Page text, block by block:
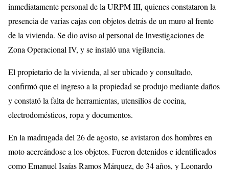
inmediatamente personal de la URPM III, quienes constataron la
presencia de varias cajas con objetos detrás de un muro al frente
de la vivienda. Se dio aviso al personal de Investigaciones de
Zona Operacional IV, y se instaló una vigilancia.
El propietario de la vivienda, al ser ubicado y consultado,
confirmó que el ingreso a la propiedad se produjo mediante daños
y constató la falta de herramientas, utensilios de cocina,
electrodomésticos, ropa y documentos.
En la madrugada del 26 de agosto, se avistaron dos hombres en
moto acercándose a los objetos. Fueron detenidos e identificados
como Emanuel Isaías Ramos Márquez, de 34 años, y Leonardo